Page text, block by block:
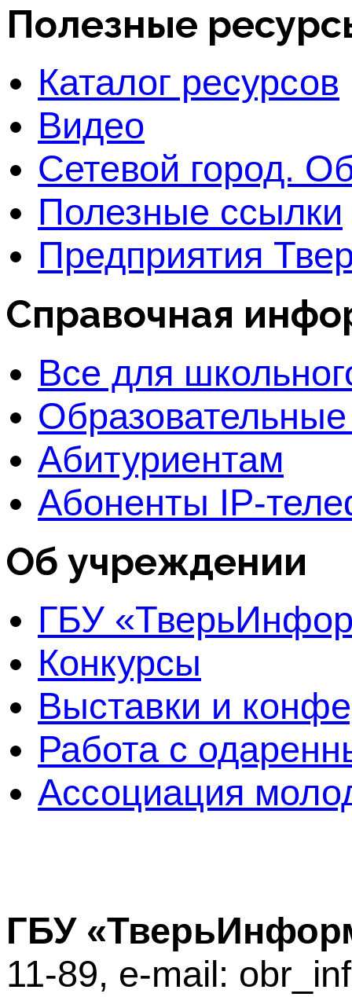
Полезные
Каталог ресурсов
Видео
Сетевой город.
Полезные ссылки
Предприятия
Справочная
Все для
Абитуриентам
Абоненты IP-
Об учреждении
ГБУ
Конкурсы
Выставки и
Работа с
Ассоциация
ГБУ
11-89, e-mail: